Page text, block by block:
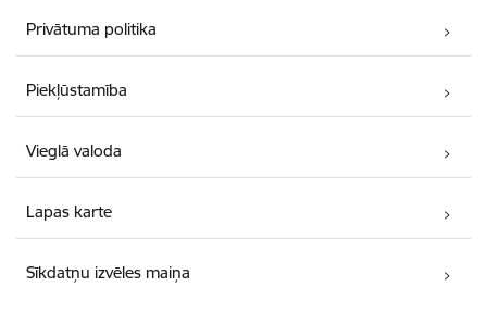
Privātuma politika
Piekļūstamība
Vieglā valoda
Lapas karte
Sīkdatņu izvēles maiņa